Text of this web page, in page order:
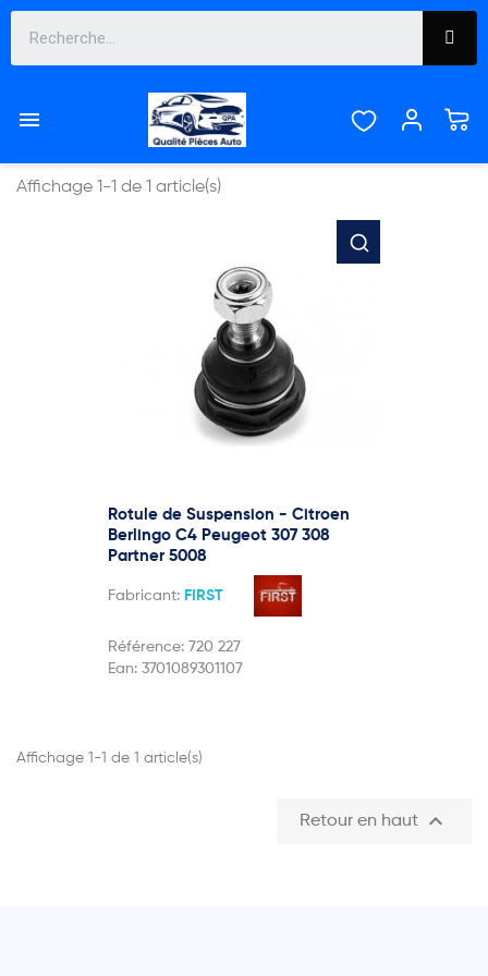

5008

Affichage 1-1 de 1 article(s)
Rotule de Suspension - Citroen
Berlingo C4 Peugeot 307 308
Partner 5008
Fabricant: FIRST
Référence: 720 227
Ean: 3701089301107
Affichage 1-1 de 1 article(s)
Retour en haut 